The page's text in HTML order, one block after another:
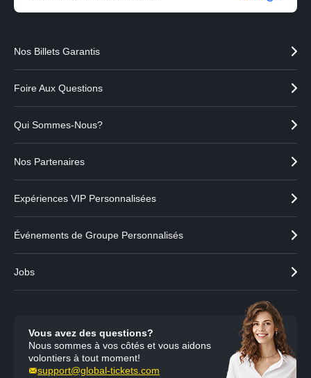
Nos Billets Garantis
Foire Aux Questions
Qui Sommes-Nous?
Nos Partenaires
Expériences VIP Personnalisées
Événements de Groupe Personnalisés
Jobs
Vous avez des questions?
Nous sommes à vos côtés et vous aidons
volontiers à tout moment!
support@global-tickets.com